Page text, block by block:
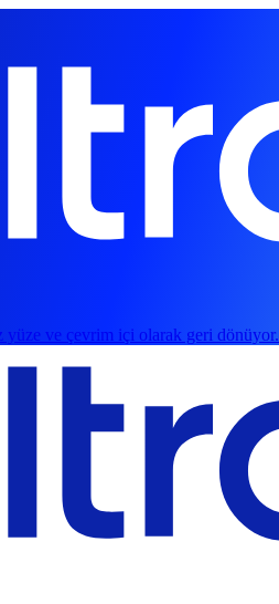
ve çevrim içi olarak geri dönüyor.